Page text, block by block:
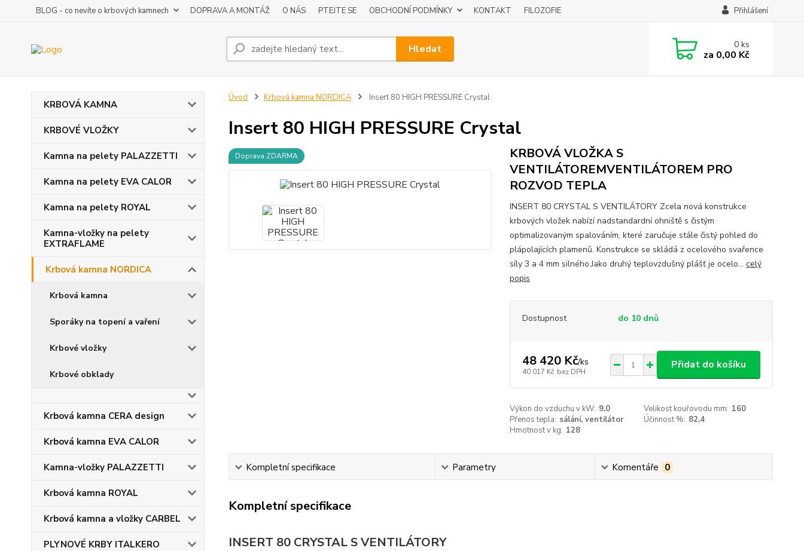
BLOG - co nevíte o krbových kamnech DOPRAVA A MONTÁŽ O NÁS PTEJTE SE OBCHODNÍ PODMÍNKY KONTAKT FILOZOFIE Přihlášení
Hledat 0ks
za 0,00 Kč
KRBOVÁ KAMNA
KRBOVÉ VLOŽKY
Kamna na pelety PALAZZETTI
Kamna na pelety EVA CALOR
Kamna na pelety ROYAL
Kamna-vložky na pelety
EXTRAFLAME
Krbová kamna NORDICA
Krbová kamna
Sporáky na topení a vaření
Krbové vložky
Krbové obklady
Krbová kamna CERA design
Krbová kamna EVA CALOR
Kamna-vložky PALAZZETTI
Krbová kamna ROYAL
Krbová kamna a vložky CARBEL
PLYNOVÉ KRBY ITALKERO
Úvod Krbová kamna NORDICA Insert 80 HIGH PRESSURE Crystal
Insert 80 HIGH PRESSURE Crystal
Doprava ZDARMA
KRBOVÁ VLOŽKA S
VENTILÁTOREMVENTILÁTOREM PRO
ROZVOD TEPLA
INSERT 80 CRYSTAL S VENTILÁTORY Zcela nová konstrukce
krbových vložek nabízí nadstandardní ohniště s čistým
optimalizovaným spalováním, které zaručuje stále čistý pohled do
plápolajících plamenů. Konstrukce se skládá z ocelového svařence
síly 3 a 4 mm silného.Jako druhý teplovzdušný plášť je ocelo... celý
popis
Dostupnost do 10 dnů
48 420 Kč/ks
40 017 Kč bez DPH
Přidat do košíku
Výkon do vzduchu v kW: 9,0 Velikost kouřovodu mm: 160
Přenos tepla: sálání, ventilátor Účinnost %: 82,4
Hmotnost v kg: 128
Kompletní specifikace Parametry Komentáře 0
Kompletní specifikace
INSERT 80 CRYSTAL S VENTILÁTORY